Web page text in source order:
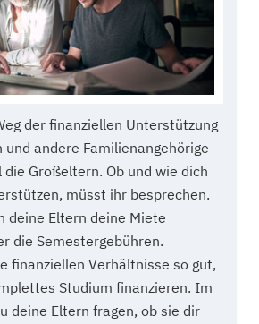
der finanziellen Unterstützung
und andere Familienangehörige
Großeltern. Ob und wie dich
müsst ihr besprechen.
deine Eltern deine Miete
die Semestergebühren.
finanziellen Verhältnisse so gut,
Studium finanzieren. Im
deine Eltern fragen, ob sie dir